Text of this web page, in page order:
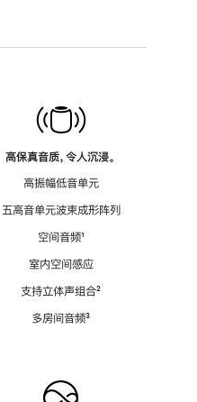
高保真音质，令人沉浸。
高振幅低音单元
五高音单元波束成形阵列
空间音频脚
¹
室内空间感应
支持立体声组合脚
²
多房间音频脚
³